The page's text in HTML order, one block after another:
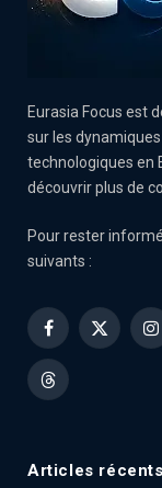
Eurasia Focus est
sur les
technologiques en
découvrir plus de
Pour rester
suivants :
Facebook
X
Threads
Articles récents